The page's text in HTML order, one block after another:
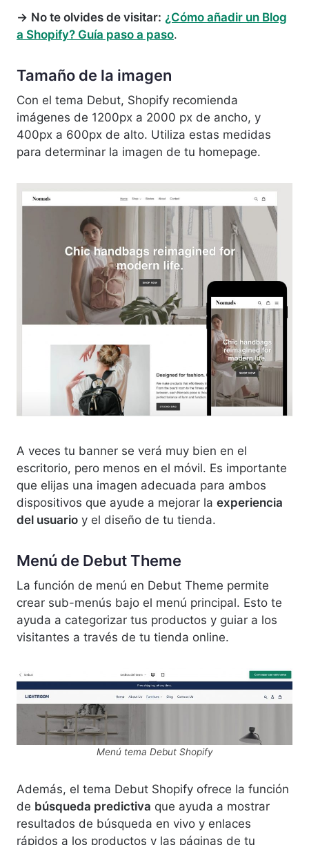
→ No te olvides de visitar: ¿Cómo añadir un Blog
a Shopify? Guía paso a paso.
Tamaño de la imagen
Con el tema Debut, Shopify recomienda
imágenes de 1200px a 2000 px de ancho, y
400px a 600px de alto. Utiliza estas medidas
para determinar la imagen de tu homepage.
A veces tu banner se verá muy bien en el
escritorio, pero menos en el móvil. Es importante
que elijas una imagen adecuada para ambos
dispositivos que ayude a mejorar la experiencia
del usuario y el diseño de tu tienda.
Menú de Debut Theme
La función de menú en Debut Theme permite
crear sub-menús bajo el menú principal. Esto te
ayuda a categorizar tus productos y guiar a los
visitantes a través de tu tienda online.
Menú tema Debut Shopify
Además, el tema Debut Shopify ofrece la función
de búsqueda predictiva que ayuda a mostrar
resultados de búsqueda en vivo y enlaces
rápidos a los productos y las páginas de tu